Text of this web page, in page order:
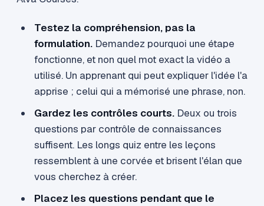
Testez la compréhension, pas la
formulation. Demandez pourquoi une étape
fonctionne, et non quel mot exact la vidéo a
utilisé. Un apprenant qui peut expliquer l'idée l'a
apprise ; celui qui a mémorisé une phrase, non.
Gardez les contrôles courts. Deux ou trois
questions par contrôle de connaissances
suffisent. Les longs quiz entre les leçons
ressemblent à une corvée et brisent l'élan que
vous cherchez à créer.
Placez les questions pendant que le